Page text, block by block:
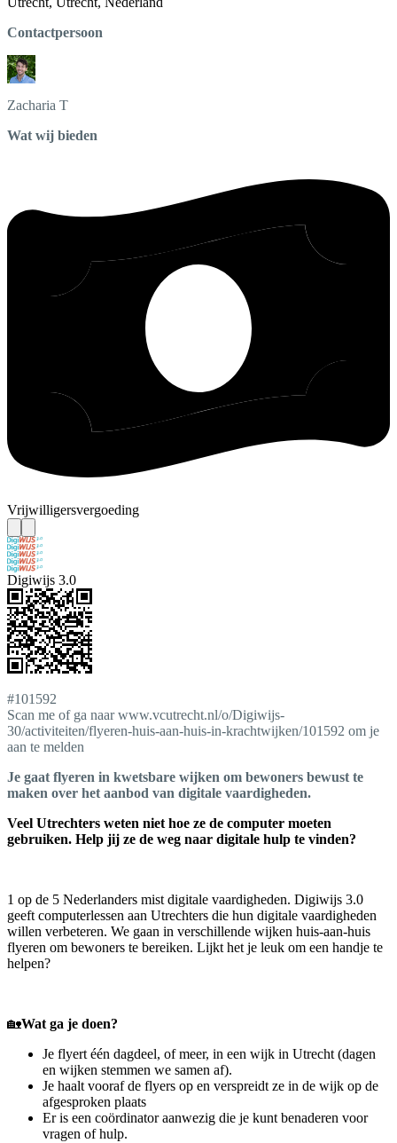
Contactpersoon
Zacharia T
Wat wij bieden
Vrijwilligersvergoeding
Digiwijs 3.0
#101592
Scan me of ga naar www.vcutrecht.nl/o/Digiwijs-
30/activiteiten/flyeren-huis-aan-huis-in-krachtwijken/101592 om je
aan te melden
Je gaat flyeren in kwetsbare wijken om bewoners bewust te
maken over het aanbod van digitale vaardigheden.
Veel Utrechters weten niet hoe ze de computer moeten
gebruiken. Help jij ze de weg naar digitale hulp te vinden?
1 op de 5 Nederlanders mist digitale vaardigheden. Digiwijs 3.0
geeft computerlessen aan Utrechters die hun digitale vaardigheden
willen verbeteren. We gaan in verschillende wijken huis-aan-huis
flyeren om bewoners te bereiken. Lijkt het je leuk om een handje te
helpen?
🏡Wat ga je doen?
Je flyert één dagdeel, of meer, in een wijk in Utrecht (dagen
en wijken stemmen we samen af).
Je haalt vooraf de flyers op en verspreidt ze in de wijk op de
afgesproken plaats
Er is een coördinator aanwezig die je kunt benaderen voor
vragen of hulp.